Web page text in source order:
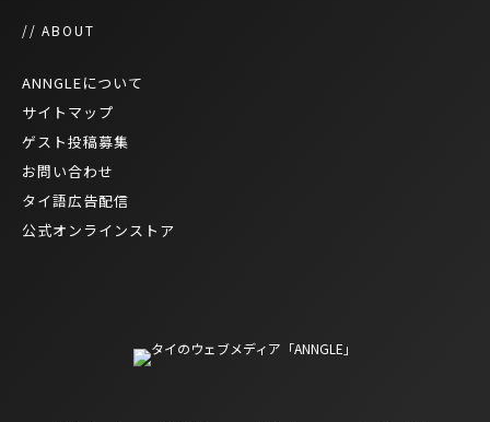
// ABOUT
ANNGLEについて
サイトマップ
ゲスト投稿募集
お問い合わせ
タイ語広告配信
公式オンラインストア